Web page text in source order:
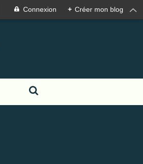
Connexion + Créer mon blog